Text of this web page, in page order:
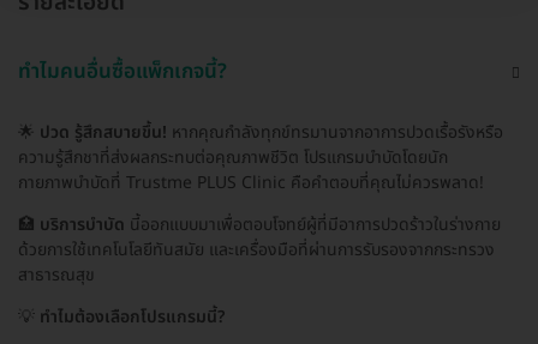
ทำไมคนอื่นซื้อแพ็กเกจนี้?
🌟 ปวด รู้สึกสบายขึ้น! หากคุณกำลังทุกข์ทรมานจากอาการปวดเรื้อรังหรือ
ความรู้สึกชาที่ส่งผลกระทบต่อคุณภาพชีวิต โปรแกรมบำบัดโดยนัก
กายภาพบำบัดที่ Trustme PLUS Clinic คือคำตอบที่คุณไม่ควรพลาด!
🏥 บริการบำบัด นี้ออกแบบมาเพื่อตอบโจทย์ผู้ที่มีอาการปวดร้าวในร่างกาย
ด้วยการใช้เทคโนโลยีทันสมัย และเครื่องมือที่ผ่านการรับรองจากกระทรวง
สาธารณสุข
💡 ทำไมต้องเลือกโปรแกรมนี้?